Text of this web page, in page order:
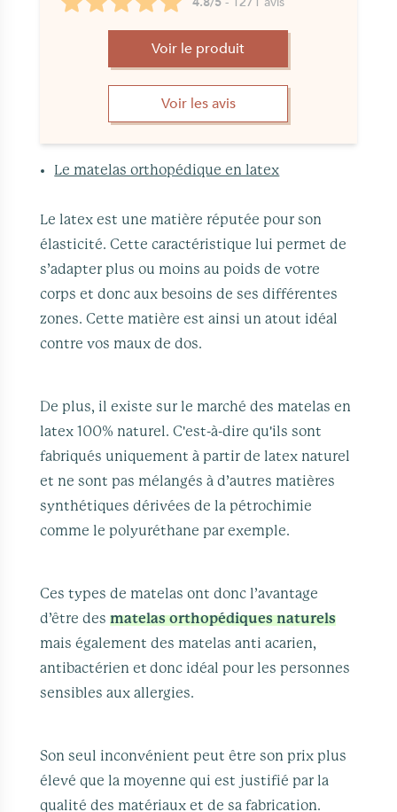
Voir le produit
Voir les avis
Le matelas orthopédique en latex
Le latex est une matière réputée pour son
élasticité. Cette caractéristique lui permet de
s’adapter plus ou moins au poids de votre
corps et donc aux besoins de ses différentes
zones. Cette matière est ainsi un atout idéal
contre vos maux de dos.
De plus, il existe sur le marché des matelas en
latex 100% naturel. C'est-à-dire qu'ils sont
fabriqués uniquement à partir de latex naturel
et ne sont pas mélangés à d’autres matières
synthétiques dérivées de la pétrochimie
comme le polyuréthane par exemple.
Ces types de matelas ont donc l’avantage
d’être desmatelas orthopédiques naturels
mais également des matelas anti acarien,
antibactérien et donc idéal pour les personnes
sensibles aux allergies.
Son seul inconvénient peut être son prix plus
élevé que la moyenne qui est justifié par la
qualité des matériaux et de sa fabrication.